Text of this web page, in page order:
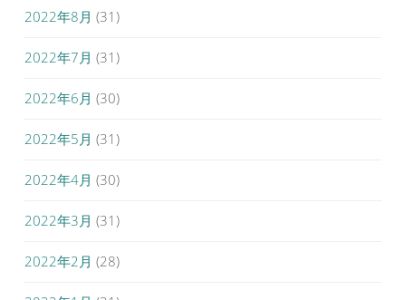
2022年8月 (31)
2022年7月 (31)
2022年6月 (30)
2022年5月 (31)
2022年4月 (30)
2022年3月 (31)
2022年2月 (28)